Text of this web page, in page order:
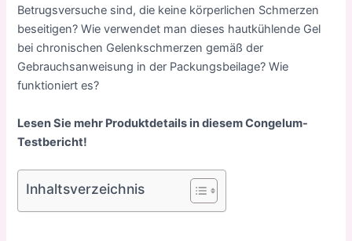
Betrugsversuche sind, die keine körperlichen Schmerzen
beseitigen? Wie verwendet man dieses hautkühlende Gel
bei chronischen Gelenkschmerzen gemäß der
Gebrauchsanweisung in der Packungsbeilage? Wie
funktioniert es?
Lesen Sie mehr Produktdetails in diesem Congelum-
Testbericht!
Inhaltsverzeichnis